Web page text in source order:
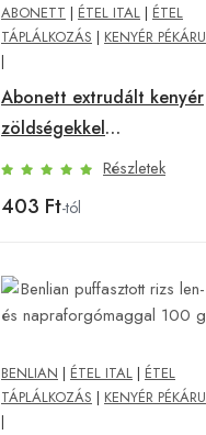
ABONETT | ÉTEL ITAL | ÉTEL
TÁPLÁLKOZÁS | KENYÉR PÉKÁRU
|
Abonett extrudált kenyér
zöldségekkel
gluténmentes 100 g
Részletek
403 Ft-tól
BENLIAN | ÉTEL ITAL | ÉTEL
TÁPLÁLKOZÁS | KENYÉR PÉKÁRU
|